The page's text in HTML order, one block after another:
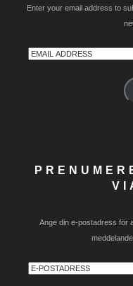
Enter your email address to
Email
Ange din e-postadress för
E-